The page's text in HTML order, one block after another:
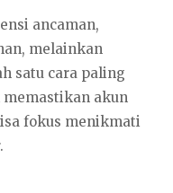
ancaman,
melainkan
satu cara paling
akun
fokus menikmati